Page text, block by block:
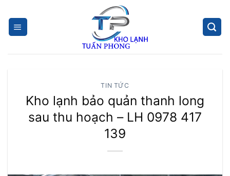
content
TIN TỨC
Kho lạnh bảo quản thanh long
sau thu hoạch – LH 0978 417
139